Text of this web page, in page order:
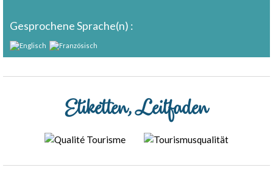
Gesprochene Sprache(n) :
Etiketten, Leitfaden